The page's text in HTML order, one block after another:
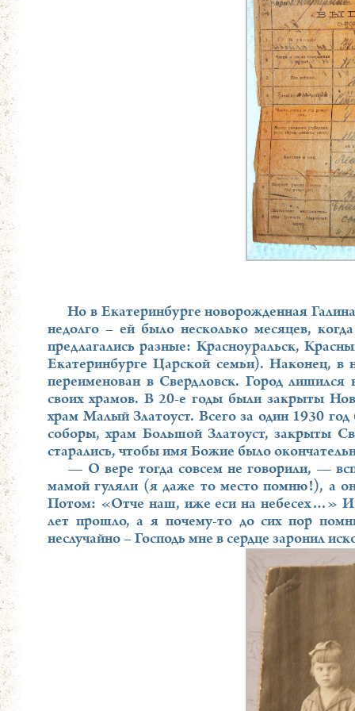
Но в Екатеринбурге новорожденная
недолго – ей было несколько месяцев,
предлагались разные: Красноуральск,
Екатеринбурге Царской семьи). Наконец, в
переименован в Свердловск. Город лишился
своих храмов. В 20-е годы были закрыты
храм Малый Златоуст. Всего за один 1930
соборы, храм Большой Златоуст, закрыты
старались, чтобы имя Божие было
— О вере тогда совсем не говорили, —
мамой гуляли (я даже то место помню!), а
Потом: «Отче наш, иже еси на небесех…» И
лет прошло, а я почему-то до сих пор
неслучайно – Господь мне в сердце заронил